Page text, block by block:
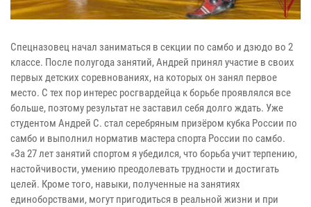
Спецназовец начал заниматься в секции по самбо и дзюдо во 2
классе. После полугода занятий, Андрей принял участие в своих
первых детских соревнованиях, на которых он занял первое
место. С тех пор интерес росгвардейца к борьбе проявлялся все
больше, поэтому результат не заставил себя долго ждать. Уже
студентом Андрей С. стал серебряным призёром кубка России по
самбо и выполнил норматив мастера спорта России по самбо.
«За 27 лет занятий спортом я убедился, что борьба учит терпению,
настойчивости, умению преодолевать трудности и достигать
целей. Кроме того, навыки, полученные на занятиях
единоборствами, могут пригодиться в реальной жизни и при